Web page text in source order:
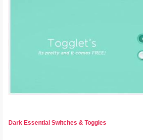
Dark Essential Switches & Toggles